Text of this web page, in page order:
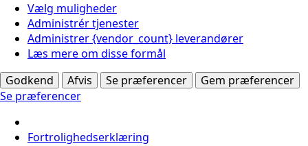
Vælg muligheder
Administrér tjenester
Administrer {vendor_count} leverandører
Læs mere om disse formål
Godkend
Afvis Se præferencer
Gem præferencer
Se præferencer
Fortrolighedserklæring